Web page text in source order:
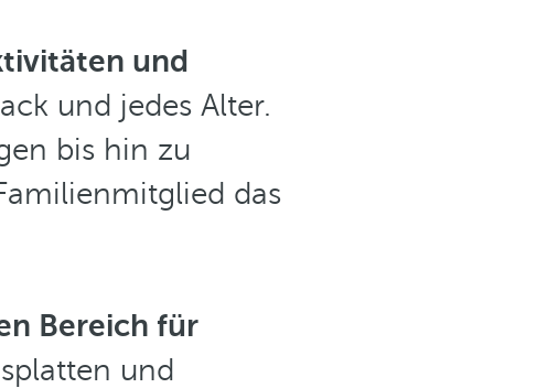
und
und jedes Alter.
bis hin zu
das
Bereich für
und